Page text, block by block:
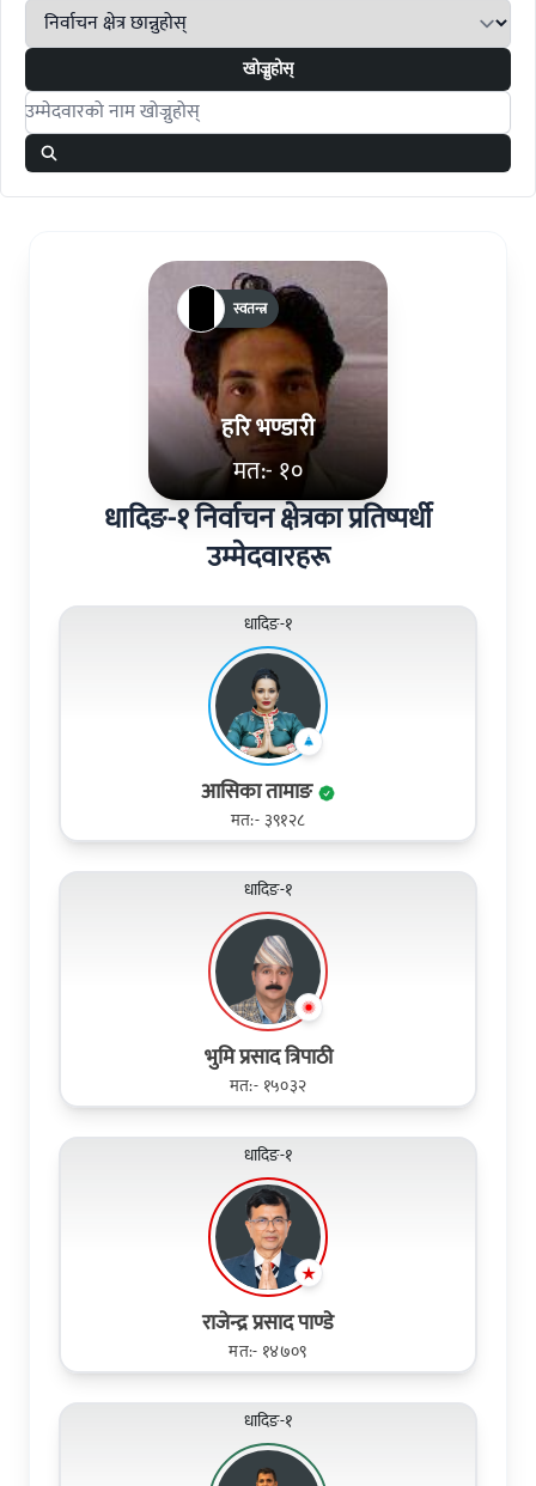
खोज्नुहोस्
Search candidates
हरि भण्डारी
मत:- १०
स्वतन्त्र
धादिङ-१ निर्वाचन क्षेत्रका प्रतिष्पर्धी
उम्मेदवारहरू
धादिङ-१
आसिका तामाङ
मत:- ३९१२८
धादिङ-१
भुमि प्रसाद त्रिपाठी
मत:- १५०३२
धादिङ-१
राजेन्द्र प्रसाद पाण्डे
मत:- १४७०९
धादिङ-१